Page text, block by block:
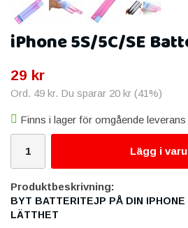
iPhone 5S/5C/SE
29 kr
Ord. 49 kr. Du sparar 20 kr (41%)
Finns i lager för omgående leverans
Lägg i
Produktbeskrivning:
BYT BATTERITEJP PÅ DIN IPHONE
LÄTTHET